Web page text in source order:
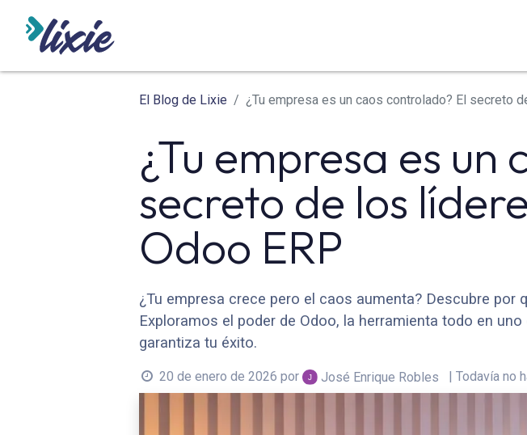
El Blog de Lixie ¿Tu empresa es un caos controlado? El secreto
¿Tu empresa es un
secreto de los
Odoo ERP
¿Tu empresa crece pero el caos aumenta? Descubre por
Exploramos el poder de Odoo, la herramienta todo en
garantiza tu éxito.
20 de enero de 2026 por José Enrique Robles | Todavía no